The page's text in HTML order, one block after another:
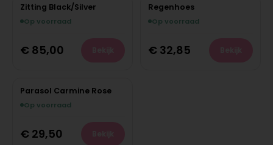
Zitting Black/Silver
Op voorraad
€ 85,00
Regenhoes
Op voorraad
€ 32,85
Parasol Carmine Rose
Op voorraad
€ 29,50